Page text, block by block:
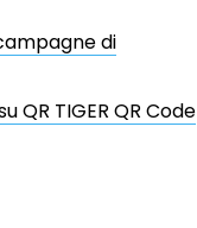
di
TIGER QR Code